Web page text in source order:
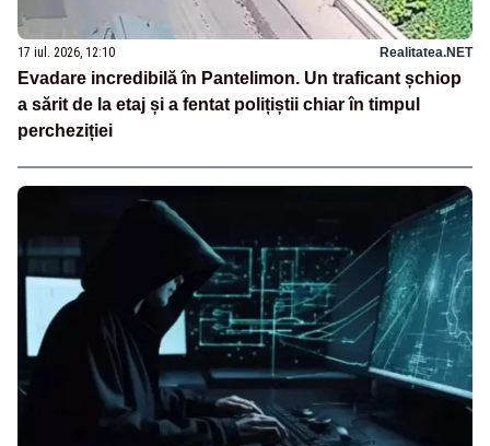
17 iul. 2026, 12:10 Realitatea.NET
Evadare incredibilă în Pantelimon. Un traficant șchiop
a sărit de la etaj și a fentat polițiștii chiar în timpul
percheziției